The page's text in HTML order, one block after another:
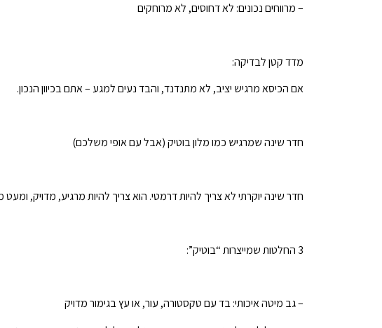
– מרווחים נכונים: לא דחוסים, לא מרוחקים
מדד קטן לבדיקה:
אם הכיסא מרגיש יציב, לא מתנדנד, והבד נעים למגע – אתם בכיוון הנכון.
חדר שינה שמרגיש כמו מלון בוטיק (אבל עם אופי משלכם)
חדר שינה יוקרתי לא צריך להיות דרמטי. הוא צריך להיות מרגיע, מדויק,
3 החלטות שמייצרות “בוטיק”:
– גב מיטה איכותי: בד עם טקסטורה, עור, או עץ בגימור מדויק